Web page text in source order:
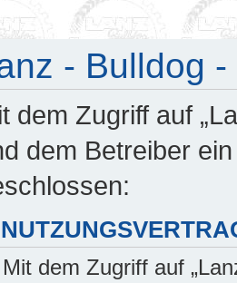
- Bulldog
dem Zugriff auf
dem Betreiber
Mit dem Zugriff auf